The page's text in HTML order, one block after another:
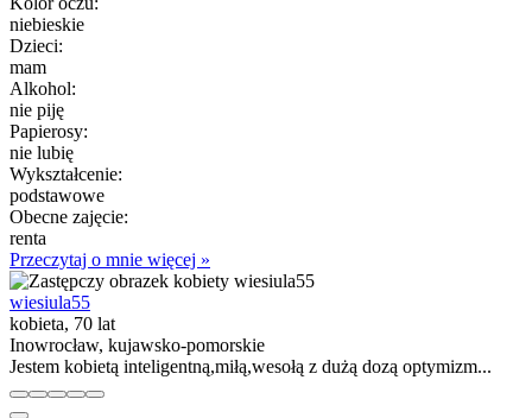
niebieskie
Dzieci:
mam
Alkohol:
nie piję
Papierosy:
nie lubię
Wykształcenie:
podstawowe
Obecne zajęcie:
renta
Przeczytaj o mnie więcej »
wiesiula55
kobieta, 70 lat
Inowrocław, kujawsko-pomorskie
Jestem kobietą inteligentną,miłą,wesołą z dużą dozą optymizm...